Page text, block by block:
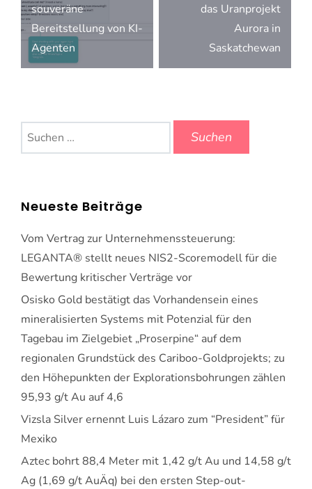
souveräne
Bereitstellung von KI-
Agenten
das Uranprojekt
Aurora in
Saskatchewan
Suchen
nach:
Neueste Beiträge
Vom Vertrag zur Unternehmenssteuerung:
LEGANTA® stellt neues NIS2-Scoremodell für die
Bewertung kritischer Verträge vor
Osisko Gold bestätigt das Vorhandensein eines
mineralisierten Systems mit Potenzial für den
Tagebau im Zielgebiet „Proserpine“ auf dem
regionalen Grundstück des Cariboo-Goldprojekts; zu
den Höhepunkten der Explorationsbohrungen zählen
95,93 g/t Au auf 4,6
Vizsla Silver ernennt Luis Lázaro zum “President” für
Mexiko
Aztec bohrt 88,4 Meter mit 1,42 g/t Au und 14,58 g/t
Ag (1,69 g/t AuÄq) bei den ersten Step-out-